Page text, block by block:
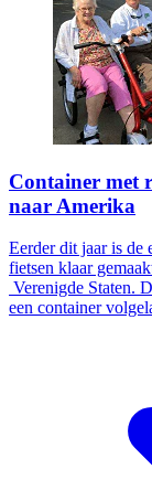
Container met
naar Amerika
Eerder dit jaar is de
fietsen klaar
Verenigde Staten.
een container